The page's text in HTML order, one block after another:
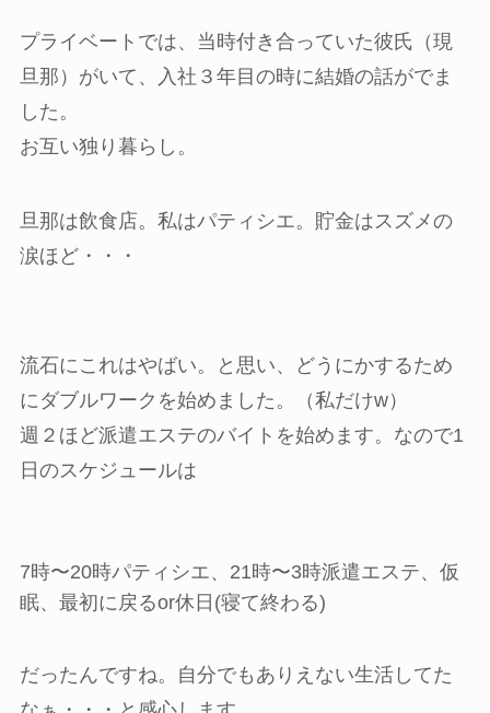
プライベートでは、当時付き合っていた彼氏（現
旦那）がいて、入社３年目の時に結婚の話がでま
した。
お互い独り暮らし。
旦那は飲食店。私はパティシエ。貯金はスズメの
涙ほど・・・
流石にこれはやばい。と思い、どうにかするため
にダブルワークを始めました。（私だけw）
週２ほど派遣エステのバイトを始めます。なので1
日のスケジュールは
7時〜20時パティシエ、21時〜3時派遣エステ、仮
眠、最初に戻るor休日(寝て終わる)
だったんですね。自分でもありえない生活してた